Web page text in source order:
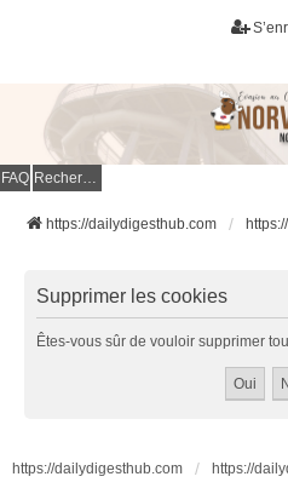
FAQ Rechercher
https://dailydigesthub.com
Supprimer les cookies
Êtes-vous sûr de vouloir supprimer
https://dailydigesthub.com https://